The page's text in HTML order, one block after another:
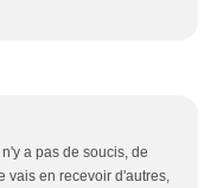
a pas de soucis, de
vais en recevoir d'autres,